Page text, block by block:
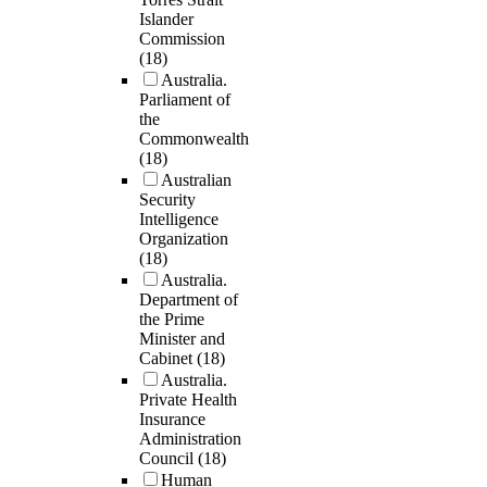
Islander
Commission
(18)
Australia.
Parliament of
the
Commonwealth
(18)
Australian
Security
Intelligence
Organization
(18)
Australia.
Department of
the Prime
Minister and
Cabinet(18)
Australia.
Private Health
Insurance
Administration
Council (18)
Human